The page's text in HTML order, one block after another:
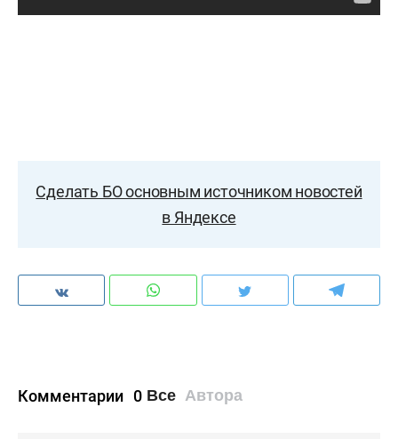
Сделать БО основным источником новостей
в Яндексе
Комментарии 0 Все Автора